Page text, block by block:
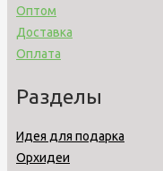
Оптом
Доставка
Оплата
Разделы
Идея для подарка
Орхидеи